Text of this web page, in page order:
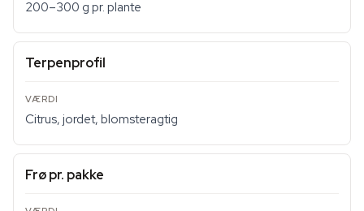
200–300 g pr. plante
Terpenprofil
Citrus, jordet, blomsteragtig
Frø pr. pakke